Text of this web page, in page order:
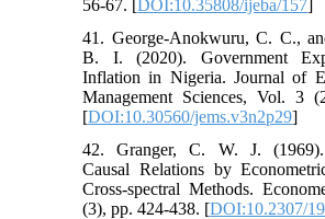
56-67. [DOI:10.35808/ijeba/157]
41. George-Anokwuru, C. C.,
B. I. (2020). Government
Inflation in Nigeria. Journal of
Management Sciences, Vol. 3
[DOI:10.30560/jems.v3n2p29]
42. Granger, C. W. J. (1969).
Causal Relations by
Cross-spectral Methods.
(3), pp. 424-438. [DOI:10.2307/